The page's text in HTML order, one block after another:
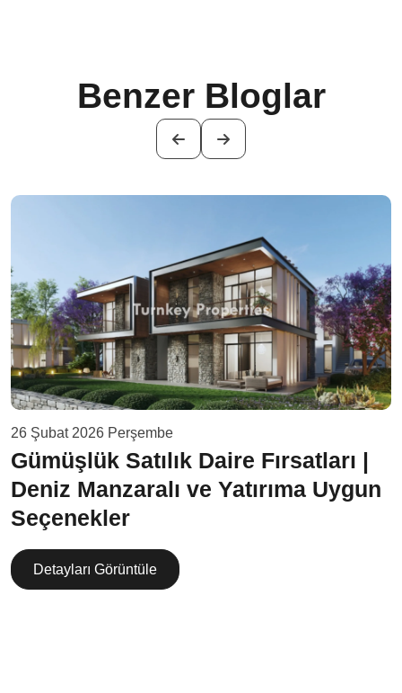
Benzer Bloglar
26 Şubat 2026 Perşembe
Gümüşlük Satılık Daire Fırsatları |
Deniz Manzaralı ve Yatırıma Uygun
Seçenekler
Detayları Görüntüle